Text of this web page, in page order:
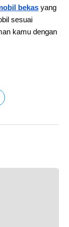
bekas yang
sesuai
kamu dengan